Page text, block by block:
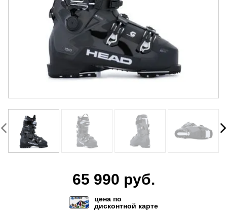
65 990 руб.
цена по
дисконтной карте